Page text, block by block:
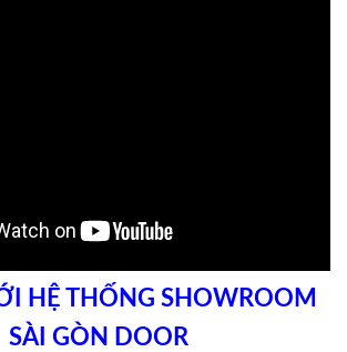
HỆ THỐNG SHOWROOM
SÀI GÒN DOOR